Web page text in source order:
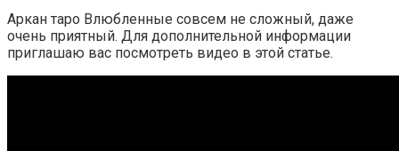
Аркан таро Влюбленные совсем не сложный, даже
очень приятный. Для дополнительной информации
приглашаю вас посмотреть видео в этой статье.